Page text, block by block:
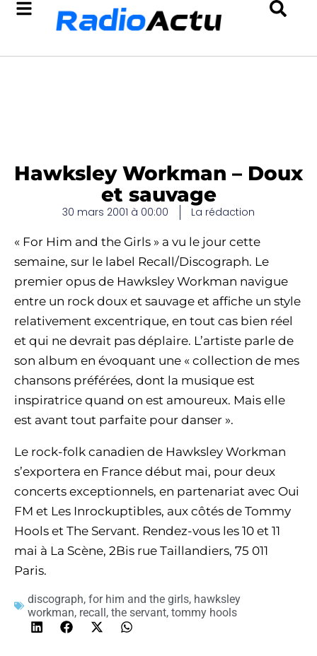
Hawksley Workman – Doux
et sauvage
30 mars 2001 à 00:00 La rédaction
« For Him and the Girls » a vu le jour cette
semaine, sur le label Recall/Discograph. Le
premier opus de Hawksley Workman navigue
entre un rock doux et sauvage et affiche un style
relativement excentrique, en tout cas bien réel
et qui ne devrait pas déplaire. L’artiste parle de
son album en évoquant une « collection de mes
chansons préférées, dont la musique est
inspiratrice quand on est amoureux. Mais elle
est avant tout parfaite pour danser ».
Le rock-folk canadien de Hawksley Workman
s’exportera en France début mai, pour deux
concerts exceptionnels, en partenariat avec Oui
FM et Les Inrockuptibles, aux côtés de Tommy
Hools et The Servant. Rendez-vous les 10 et 11
mai à La Scène, 2Bis rue Taillandiers, 75 011
Paris.
discograph, for him and the girls, hawksley
workman, recall, the servant, tommy hools